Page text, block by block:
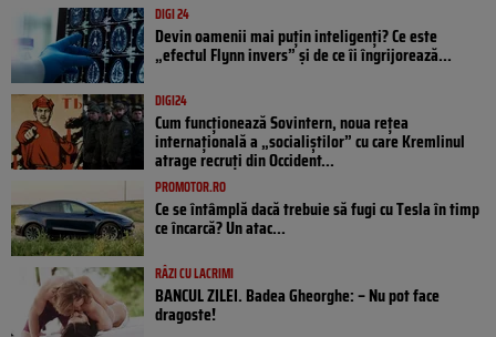
DIGI 24
Devin oamenii mai puțin inteligenți? Ce este
„efectul Flynn invers” și de ce îi îngrijorează...
DIGI24
Cum funcționează Sovintern, noua rețea
internațională a „socialiștilor” cu care Kremlinul
atrage recruți din Occident...
PROMOTOR.RO
Ce se întâmplă dacă trebuie să fugi cu Tesla în timp
ce încarcă? Un atac...
RÂZI CU LACRIMI
BANCUL ZILEI. Badea Gheorghe: – Nu pot face
dragoste!